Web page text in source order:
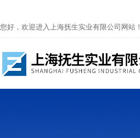
您好，欢迎进入上海抚生实业有限公司网站！